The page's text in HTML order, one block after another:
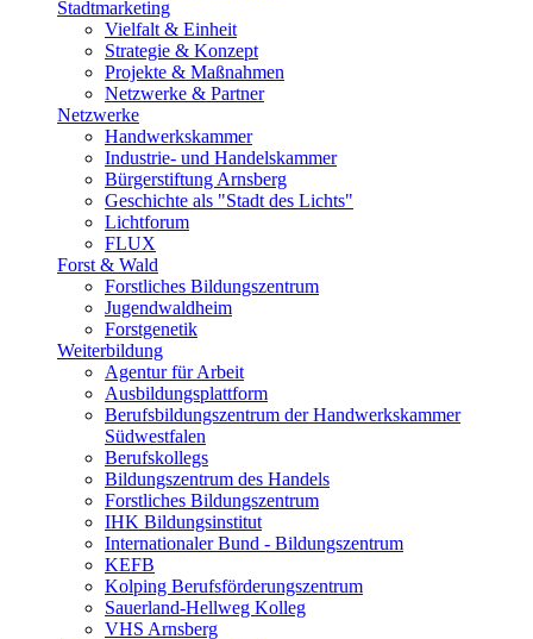
Stadtmarketing
Vielfalt & Einheit
Strategie & Konzept
Projekte & Maßnahmen
Netzwerke & Partner
Netzwerke
Handwerkskammer
Industrie- und Handelskammer
Bürgerstiftung Arnsberg
Geschichte als "Stadt des Lichts"
Lichtforum
FLUX
Forst & Wald
Forstliches Bildungszentrum
Jugendwaldheim
Forstgenetik
Weiterbildung
Agentur für Arbeit
Ausbildungsplattform
Berufsbildungszentrum der Handwerkskammer
Südwestfalen
Berufskollegs
Bildungszentrum des Handels
Forstliches Bildungszentrum
IHK Bildungsinstitut
Internationaler Bund - Bildungszentrum
KEFB
Kolping Berufsförderungszentrum
Sauerland-Hellweg Kolleg
VHS Arnsberg